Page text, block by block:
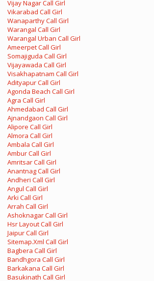
Vijay Nagar Call Girl
Vikarabad Call Girl
Wanaparthy Call Girl
Warangal Call Girl
Warangal Urban Call Girl
Ameerpet Call Girl
Somajiguda Call Girl
Vijayawada Call Girl
Visakhapatnam Call Girl
Adityapur Call Girl
Agonda Beach Call Girl
Agra Call Girl
Ahmedabad Call Girl
Ajnandgaon Call Girl
Alipore Call Girl
Almora Call Girl
Ambala Call Girl
Ambur Call Girl
Amritsar Call Girl
Anantnag Call Girl
Andheri Call Girl
Angul Call Girl
Arki Call Girl
Arrah Call Girl
Ashoknagar Call Girl
Hsr Layout Call Girl
Jaipur Call Girl
Sitemap.Xml Call Girl
Bagbera Call Girl
Bandhgora Call Girl
Barkakana Call Girl
Basukinath Call Girl